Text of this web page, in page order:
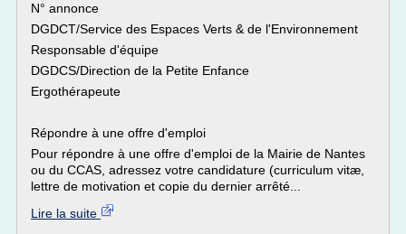
N° annonce
DGDCT/Service des Espaces Verts & de l'Environnement
Responsable d'équipe
DGDCS/Direction de la Petite Enfance
Ergothérapeute
Répondre à une offre d'emploi
Pour répondre à une offre d'emploi de la Mairie de Nantes
ou du CCAS, adressez votre candidature (curriculum vitæ,
lettre de motivation et copie du dernier arrêté...
Lire la suite